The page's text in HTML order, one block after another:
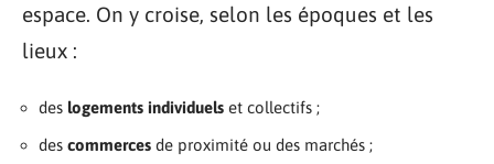
espace. On y croise, selon les époques et les
lieux :
des logements individuels et collectifs ;
des commerces de proximité ou des marchés ;